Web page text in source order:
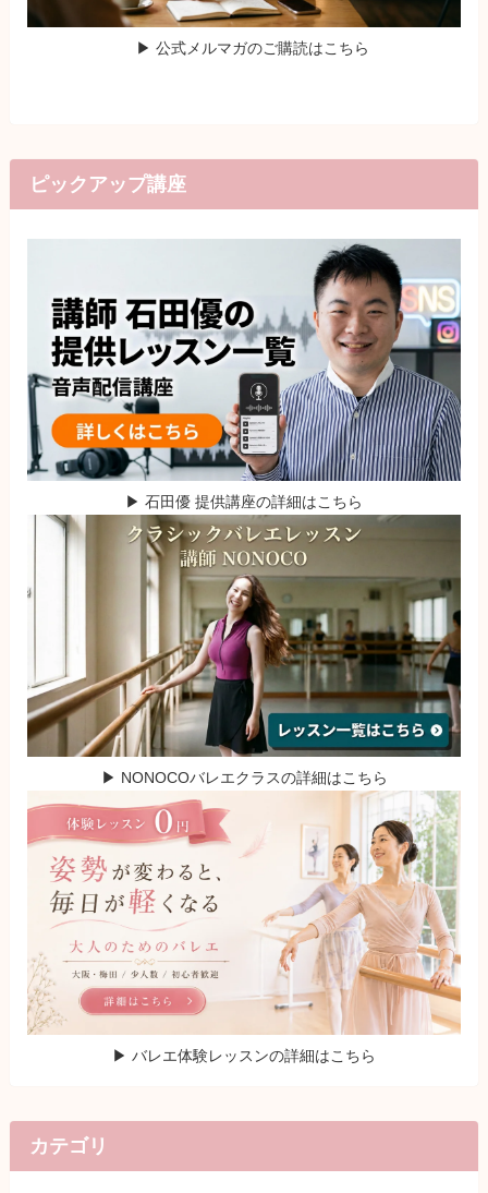
▶ 公式メルマガのご購読はこちら
ピックアップ講座
▶ 石田優 提供講座の詳細はこちら
▶ NONOCOバレエクラスの詳細はこちら
▶ バレエ体験レッスンの詳細はこちら
カテゴリ